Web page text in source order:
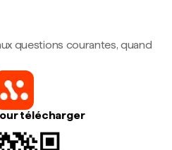
questions courantes, quand
télécharger